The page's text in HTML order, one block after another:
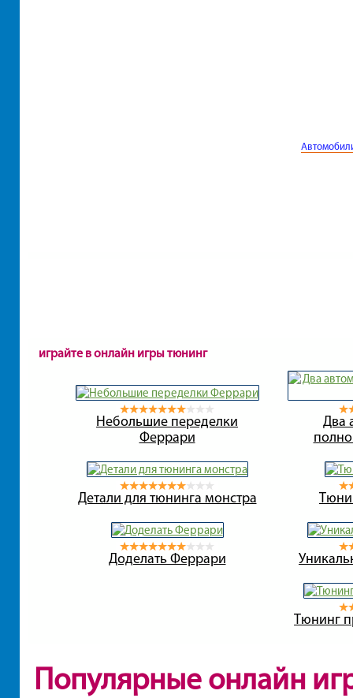
играйте в онлайн игры тюнинг
Небольшие переделки
Феррари
Два
Детали для тюнинга монстра
Доделать Феррари
Тюнинг
Популярные онлайн